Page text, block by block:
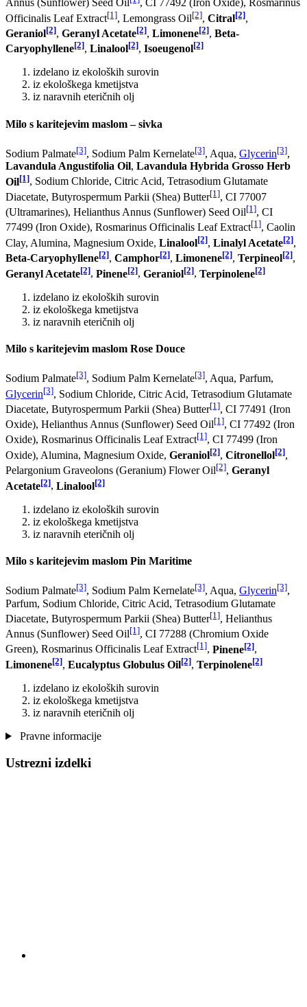
Annus (Sunflower) Seed Oil
, CI 77492 (Iron Oxide), Rosmarinus
Officinalis Leaf Extract[1], Lemongrass Oil[2], Citral[2],
Geraniol[2], Geranyl Acetate[2], Limonene[2], Beta-
Caryophyllene[2], Linalool[2], Isoeugenol[2]
izdelano iz ekoloških surovin
iz ekološkega kmetijstva
iz naravnih eteričnih olj
Milo s karitejevim maslom – sivka
Sodium Palmate[3], Sodium Palm Kernelate[3], Aqua, Glycerin[3],
Lavandula Angustifolia Oil, Lavandula Hybrida Grosso Herb
Oil[1], Sodium Chloride, Citric Acid, Tetrasodium Glutamate
Diacetate, Butyrospermum Parkii (Shea) Butter[1], CI 77007
(Ultramarines) , Helianthus Annus (Sunflower) Seed Oil[1], CI
77499 (Iron Oxide), Rosmarinus Officinalis Leaf Extract[1], Caolin
Clay, Alumina, Magnesium Oxide, Linalool[2], Linalyl Acetate[2],
Beta-Caryophyllene[2], Camphor[2], Limonene[2], Terpineol[2],
Geranyl Acetate[2], Pinene[2], Geraniol[2], Terpinolene[2]
izdelano iz ekoloških surovin
iz ekološkega kmetijstva
iz naravnih eteričnih olj
Milo s karitejevim maslom Rose Douce
Sodium Palmate[3], Sodium Palm Kernelate[3], Aqua, Parfum,
Glycerin[3], Sodium Chloride, Citric Acid, Tetrasodium Glutamate
Diacetate, Butyrospermum Parkii (Shea) Butter[1], CI 77491 (Iron
Oxide), Helianthus Annus (Sunflower) Seed Oil[1], CI 77492 (Iron
Oxide), Rosmarinus Officinalis Leaf Extract[1], CI 77499 (Iron
Oxide), Alumina, Magnesium Oxide, Geraniol[2], Citronellol[2],
Pelargonium Graveolons (Geranium) Flower Oil[2], Geranyl
Acetate[2], Linalool[2]
izdelano iz ekoloških surovin
iz ekološkega kmetijstva
iz naravnih eteričnih olj
Milo s karitejevim maslom Pin Maritime
Sodium Palmate[3], Sodium Palm Kernelate[3], Aqua, Glycerin[3],
Parfum, Sodium Chloride, Citric Acid, Tetrasodium Glutamate
Diacetate, Butyrospermum Parkii (Shea) Butter[1], Helianthus
Annus (Sunflower) Seed Oil[1], CI 77288 (Chromium Oxide
Green), Rosmarinus Officinalis Leaf Extract[1], Pinene[2],
Limonene[2], Eucalyptus Globulus Oil[2], Terpinolene[2]
izdelano iz ekoloških surovin
iz ekološkega kmetijstva
iz naravnih eteričnih olj
Pravne informacije
Ustrezni izdelki